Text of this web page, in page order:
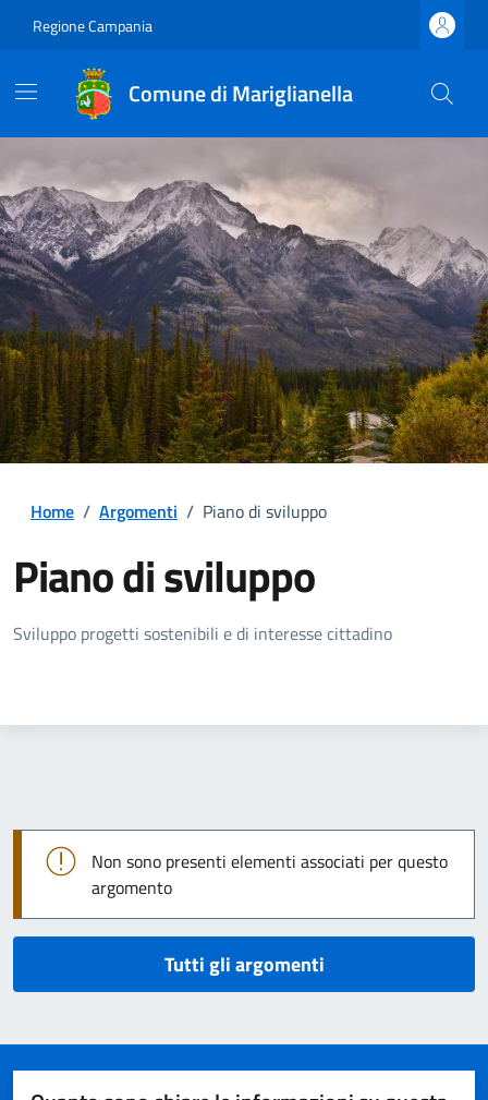
Regione Campania
Comune di Mariglianella
Home / Argomenti / Piano di sviluppo
Piano di sviluppo
Dettagli della notizia
Sviluppo progetti sostenibili e di interesse cittadino
Non sono presenti elementi associati per questo
argomento
Tutti gli argomenti